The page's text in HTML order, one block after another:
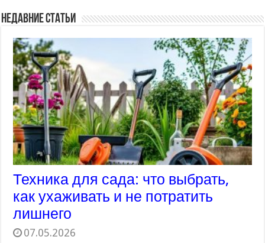
Недавние статьи
Техника для сада: что выбрать,
как ухаживать и не потратить
лишнего
07.05.2026